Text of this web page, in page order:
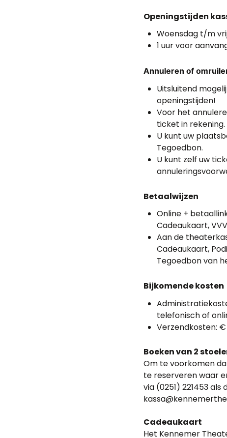
Openingstijden
Woensdag t/m
1 uur voor
Annuleren of
Uitsluitend
openingstijden!
Voor het
ticket in
U kunt uw
Tegoedbon.
U kunt zelf uw
Betaalwijzen
Online +
Cadeaukaart,
Aan de
Cadeaukaart,
Tegoedbon van
Bijkomende kosten
telefonisch of
Verzendkosten:
Boeken van 2
Om te voorkomen
te reserveren waar
via (0251) 221453
Cadeaukaart
Het Kennemer